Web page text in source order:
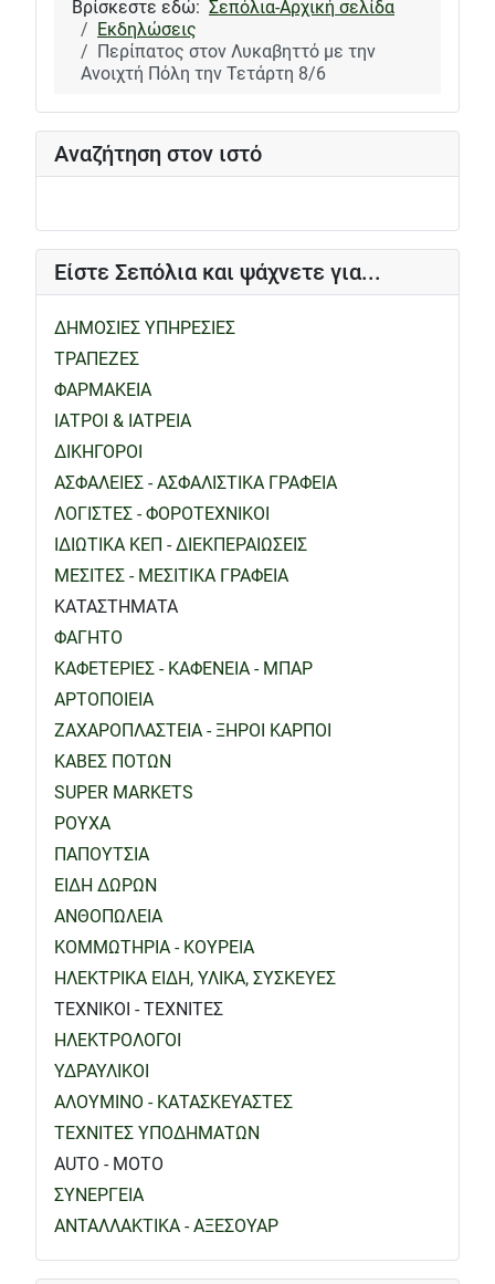
Αναζήτηση στον ιστό
Είστε Σεπόλια και ψάχνετε για...
ΔΗΜΟΣΙΕΣ ΥΠΗΡΕΣΙΕΣ
ΤΡΑΠΕΖΕΣ
ΦΑΡΜΑΚΕΙΑ
ΙΑΤΡΟΙ & ΙΑΤΡΕΙΑ
ΔΙΚΗΓΟΡΟΙ
ΑΣΦΑΛΕΙΕΣ - ΑΣΦΑΛΙΣΤΙΚΑ ΓΡΑΦΕΙΑ
ΛΟΓΙΣΤΕΣ - ΦΟΡΟΤΕΧΝΙΚΟΙ
ΙΔΙΩΤΙΚΑ ΚΕΠ - ΔΙΕΚΠΕΡΑΙΩΣΕΙΣ
ΜΕΣΙΤΕΣ - ΜΕΣΙΤΙΚΑ ΓΡΑΦΕΙΑ
ΚΑΤΑΣΤΗΜΑΤΑ
ΦΑΓΗΤΟ
ΚΑΦΕΤΕΡΙΕΣ - ΚΑΦΕΝΕΙΑ - ΜΠΑΡ
ΑΡΤΟΠΟΙΕΙΑ
ΖΑΧΑΡΟΠΛΑΣΤΕΙΑ - ΞΗΡΟΙ ΚΑΡΠΟΙ
ΚΑΒΕΣ ΠΟΤΩΝ
SUPER MARKETS
ΡΟΥΧΑ
ΠΑΠΟΥΤΣΙΑ
ΕΙΔΗ ΔΩΡΩΝ
ΑΝΘΟΠΩΛΕΙΑ
ΚΟΜΜΩΤΗΡΙΑ - ΚΟΥΡΕΙΑ
ΗΛΕΚΤΡΙΚΑ ΕΙΔΗ, ΥΛΙΚΑ, ΣΥΣΚΕΥΕΣ
ΤΕΧΝΙΚΟΙ - ΤΕΧΝΙΤΕΣ
ΗΛΕΚΤΡΟΛΟΓΟΙ
ΥΔΡΑΥΛΙΚΟΙ
ΑΛΟΥΜΙΝΟ - ΚΑΤΑΣΚΕΥΑΣΤΕΣ
ΤΕΧΝΙΤΕΣ ΥΠΟΔΗΜΑΤΩΝ
AUTO - MOTO
ΣΥΝΕΡΓΕΙΑ
ΑΝΤΑΛΛΑΚΤΙΚΑ - ΑΞΕΣΟΥΑΡ
Βρίσκεστε εδώ: Σεπόλια-Αρχική σελίδα
Εκδηλώσεις
Περίπατος στον Λυκαβηττό με την
Ανοιχτή Πόλη την Τετάρτη 8/6